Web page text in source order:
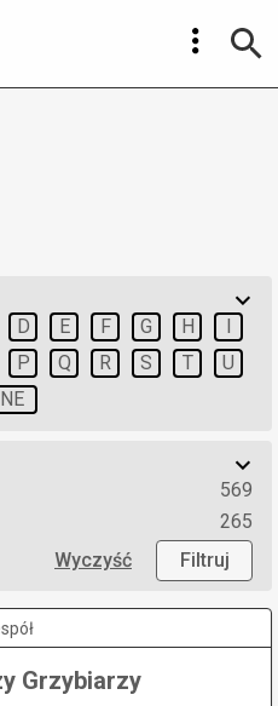
D E F G H
I
P Q R S T
U
569
265
Wyczyść
Filtruj
Grzybiarzy